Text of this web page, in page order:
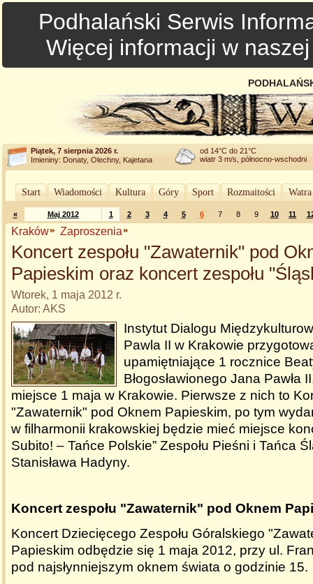
Podhalański Serwis
Więcej informacji w
Piątek, 7 sierpnia 2026 r.
Imieniny: Donaty, Olechny, Kajetana
od 14°C do 21°C
wiatr 3 m/s, północno-wschodni
Start Wiadomości Kultura Góry Sport Rozmaitości
« Maj 2012 1 2 3 4 5 6 7 8 9 10 11
Kraków Zaproszenia
Koncert zespołu "Zawaternik" pod
Papieskim oraz koncert zespołu
Wtorek, 1 maja 2012 r.
Autor: AKS
Instytut Dialogu
Pawla II w Krakowie
upamiętniające 1 rocznice
Błogosławionego Jana Pawła
miejsce 1 maja w Krakowie. Pierwsze z nich to
"Zawaternik" pod Oknem Papieskim, po tym
w filharmonii krakowskiej będzie mieć miejsce
Subito! – Tańce Polskie” Zespołu Pieśni i Tańca
Stanisława Hadyny.
Koncert zespołu "Zawaternik" pod Oknem
Koncert Dziecięcego Zespołu Góralskiego
Papieskim odbędzie się 1 maja 2012, przy ul.
pod najsłynniejszym oknem świata o godzinie 15.